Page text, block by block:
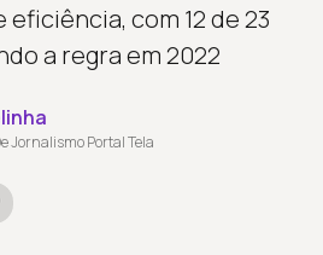
com 12 de 23
a regra em 2022
Jornalismo Portal Tela